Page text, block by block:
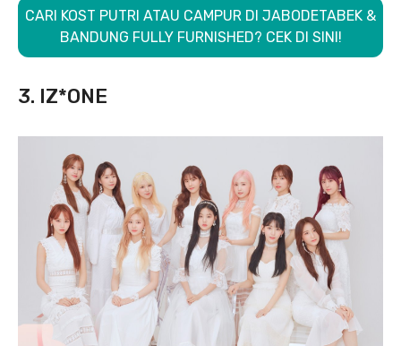
CARI KOST PUTRI ATAU CAMPUR DI JABODETABEK &
BANDUNG FULLY FURNISHED? CEK DI SINI!
3. IZ*ONE